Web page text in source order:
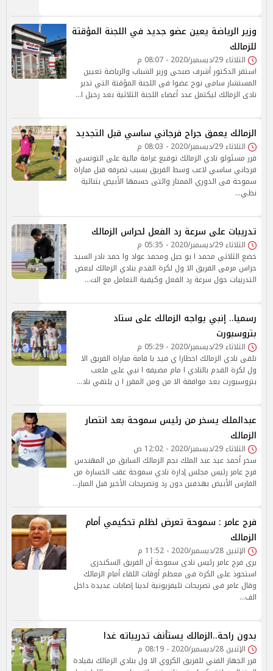
وزير الرياضة يعين عضو جديد في اللجنة المؤقتة
للزمالك
الثلاثاء 29/ديسمبر/2020 - 08:07 م
استقر الدكتور أشرف صبحى وزير الشباب والرياضة تعيين
المستشار سامى نوح عضوا فى اللجنة المؤقتة التي تدير
نادى الزمالك ليكتمل عدد أعضاء اللجنة الثلاثية بعد رحيل ا…
الزمالك يعمق جراح فرجاني ساسي قبل التجديد
الثلاثاء 29/ديسمبر/2020 - 08:03 م
قرر مسئولو نادي الزمالك توقيع غرامة مالية على التونسي
فرجاني ساسي لاعب وسط الفريق بسبب تصرفه قبل مباراة
سموحة فى الدوري الممتاز والتى حسمها الأبيض بثنائية
نظي…
تدريبات على سرعة رد الفعل لحراس الزمالك
الثلاثاء 29/ديسمبر/2020 - 05:35 م
خضع الثلاثي محمد ا بو جبل ومحمد عواد وا حمد نادر السيد
حراس مرمى الفريق الا ول لكرة القدم بنادي الزمالك لبعض
التدريبات حول سرعة رد الفعل وكيفية التعامل مع الت…
رسميا.. إنبي يواجه الزمالك على ستاد
بتروسبورت
الثلاثاء 29/ديسمبر/2020 - 05:29 م
تلقى نادي الزمالك اخطارا ي فيد با قامة مباراة الفريق الا
ول لكرة القدم بالنادي ا مام مضيفه ا نبي على ملعب
بتروسبورت بعد موافقة الا من ومن المقرر ا ن يلتقي ناد…
عبدالملك يسخر من رئيس سموحة بعد انتصار
الزمالك
الثلاثاء 29/ديسمبر/2020 - 12:02 ص
سخر أحمد عيد عبد الملك نجم الزمالك السابق من المهندس
فرج عامر رئيس مجلس إدارة نادي سموحة عقب الخسارة من
الفارس الأبيض بهدفين دون رد وتصريحات الأخير قبل المبار…
فرج عامر : سموحة تعرض لظلم تحكيمي أمام
الزمالك
الإثنين 28/ديسمبر/2020 - 11:52 م
يرى فرج عامر رئيس نادى سموحة أن الفريق السكندرى
استحوذ على الكرة فى معظم أوقات اللقاء أمام الزمالك
وقال عامر فى تصريحات تليفزيونية لدينا إصابات عديدة داخل
الف…
بدون راحة..الزمالك يستأنف تدريباته غدا
الإثنين 28/ديسمبر/2020 - 08:19 م
قرر الجهاز الفني للفريق الكروي الا ول بنادي الزمالك بقيادة